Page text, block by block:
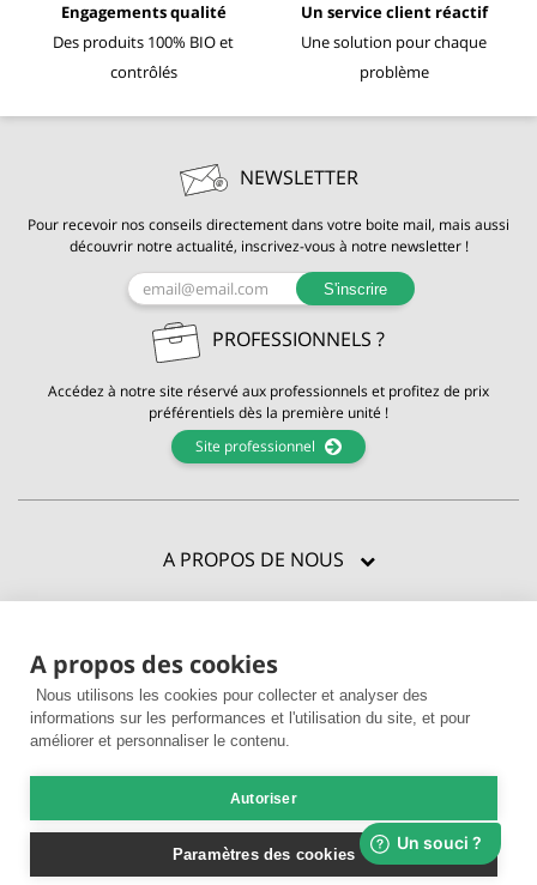
A propos des cookies
Nous utilisons les cookies pour collecter et analyser des
informations sur les performances et l'utilisation du site, et pour
améliorer et personnaliser le contenu.
Autoriser
Paramètres des cookies
Engagements qualité
Des produits 100% BIO et
contrôlés
Un service client réactif
Une solution pour chaque
problème
NEWSLETTER
Pour recevoir nos conseils directement dans votre boite mail, mais aussi
découvrir notre actualité, inscrivez-vous à notre newsletter !
S'inscrire
PROFESSIONNELS ?
Accédez à notre site réservé aux professionnels et profitez de prix
préférentiels dès la première unité !
Site professionnel
A PROPOS DE NOUS
BESOIN D'AIDE ?
ENVIE D'EN VOIR PLUS ?
paiement|Utilisation des cookies
Achats sécurisés